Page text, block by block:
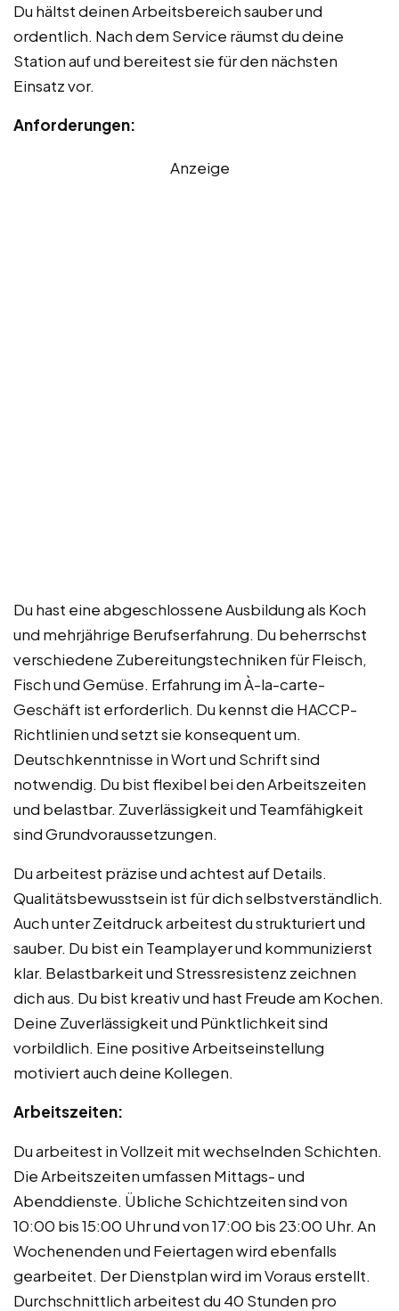
Du hältst deinen Arbeitsbereich sauber und
ordentlich. Nach dem Service räumst du deine
Station auf und bereitest sie für den nächsten
Einsatz vor.
Anforderungen:
Anzeige
Du hast eine abgeschlossene Ausbildung als Koch
und mehrjährige Berufserfahrung. Du beherrschst
verschiedene Zubereitungstechniken für Fleisch,
Fisch und Gemüse. Erfahrung im À-la-carte-
Geschäft ist erforderlich. Du kennst die HACCP-
Richtlinien und setzt sie konsequent um.
Deutschkenntnisse in Wort und Schrift sind
notwendig. Du bist flexibel bei den Arbeitszeiten
und belastbar. Zuverlässigkeit und Teamfähigkeit
sind Grundvoraussetzungen.
Du arbeitest präzise und achtest auf Details.
Qualitätsbewusstsein ist für dich selbstverständlich.
Auch unter Zeitdruck arbeitest du strukturiert und
sauber. Du bist ein Teamplayer und kommunizierst
klar. Belastbarkeit und Stressresistenz zeichnen
dich aus. Du bist kreativ und hast Freude am Kochen.
Deine Zuverlässigkeit und Pünktlichkeit sind
vorbildlich. Eine positive Arbeitseinstellung
motiviert auch deine Kollegen.
Arbeitszeiten:
Du arbeitest in Vollzeit mit wechselnden Schichten.
Die Arbeitszeiten umfassen Mittags- und
Abenddienste. Übliche Schichtzeiten sind von
10:00 bis 15:00 Uhr und von 17:00 bis 23:00 Uhr. An
Wochenenden und Feiertagen wird ebenfalls
gearbeitet. Der Dienstplan wird im Voraus erstellt.
Durchschnittlich arbeitest du 40 Stunden pro